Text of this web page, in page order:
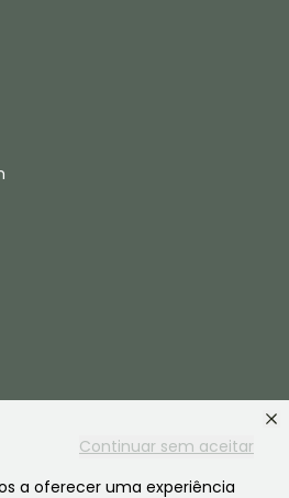
Continuar sem aceitar
a oferecer uma experiência